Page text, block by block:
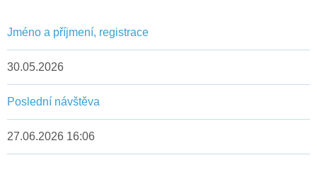
Jméno a příjmení, registrace
30.05.2026
Poslední návštěva
27.06.2026 16:06